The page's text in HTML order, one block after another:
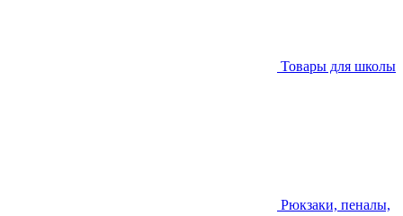
Товары для школы
Рюкзаки, пеналы,